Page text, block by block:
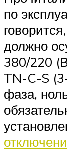
по
должно
380/220
TN-C-S
фаза,